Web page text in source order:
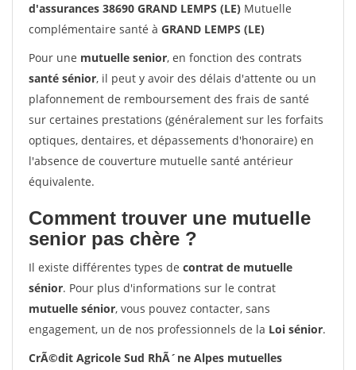
d'assurances 38690 GRAND LEMPS (LE) Mutuelle
complémentaire santé à GRAND LEMPS (LE)
Pour une mutuelle senior, en fonction des contrats
santé sénior, il peut y avoir des délais d'attente ou un
plafonnement de remboursement des frais de santé
sur certaines prestations (généralement sur les forfaits
optiques, dentaires, et dépassements d'honoraire) en
l'absence de couverture mutuelle santé antérieur
équivalente.
Comment trouver une mutuelle
senior pas chère ?
Il existe différentes types de contrat de mutuelle
sénior. Pour plus d'informations sur le contrat
mutuelle sénior, vous pouvez contacter, sans
engagement, un de nos professionnels de la Loi sénior.
CrÃ©dit Agricole Sud RhÃ´ne Alpes mutuelles